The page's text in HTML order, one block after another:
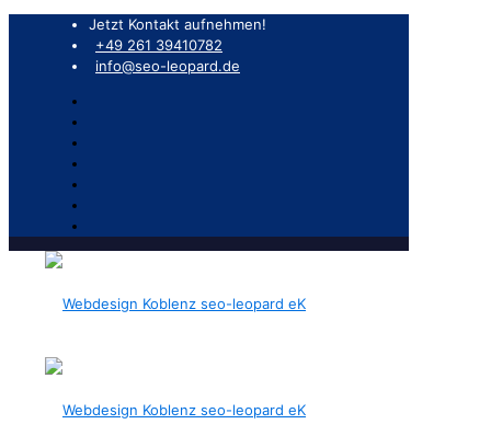
Jetzt Kontakt aufnehmen!
+49 261 39410782
info@seo-leopard.de